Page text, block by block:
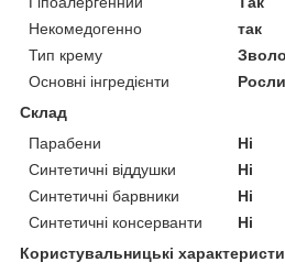
Некомедогенно
так
Тип крему
Основні інгредієнти
Склад
Парабени
Ні
Синтетичні віддушки
Ні
Синтетичні барвники
Ні
Синтетичні консерванти
Ні
Користувальницькі